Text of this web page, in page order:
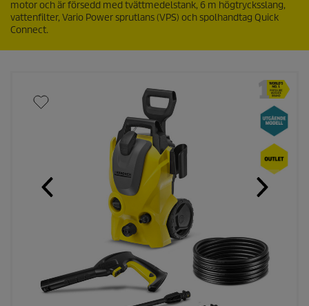
motor och är försedd med tvättmedelstank, 6 m högtrycksslang,
vattenfilter, Vario Power sprutlans (VPS) och spolhandtag Quick
Connect.